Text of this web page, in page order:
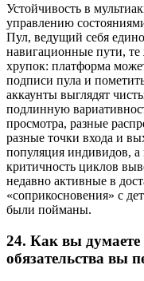
Устойчивость в
управлению
Пул, ведущий себя
навигационные пути,
хрупок: платформа
подписи пула и
аккаунты выглядят
подлинную
просмотра, разные
разные точки входа и
популяция индивидов,
критичность циклов
недавно активные в
«соприкосновения» с
были пойманы.
24. Как вы
обязательства вы